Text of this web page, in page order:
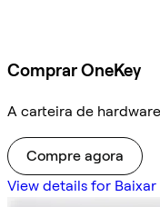
Comprar OneKey
A carteira de
Compre agora
View details for